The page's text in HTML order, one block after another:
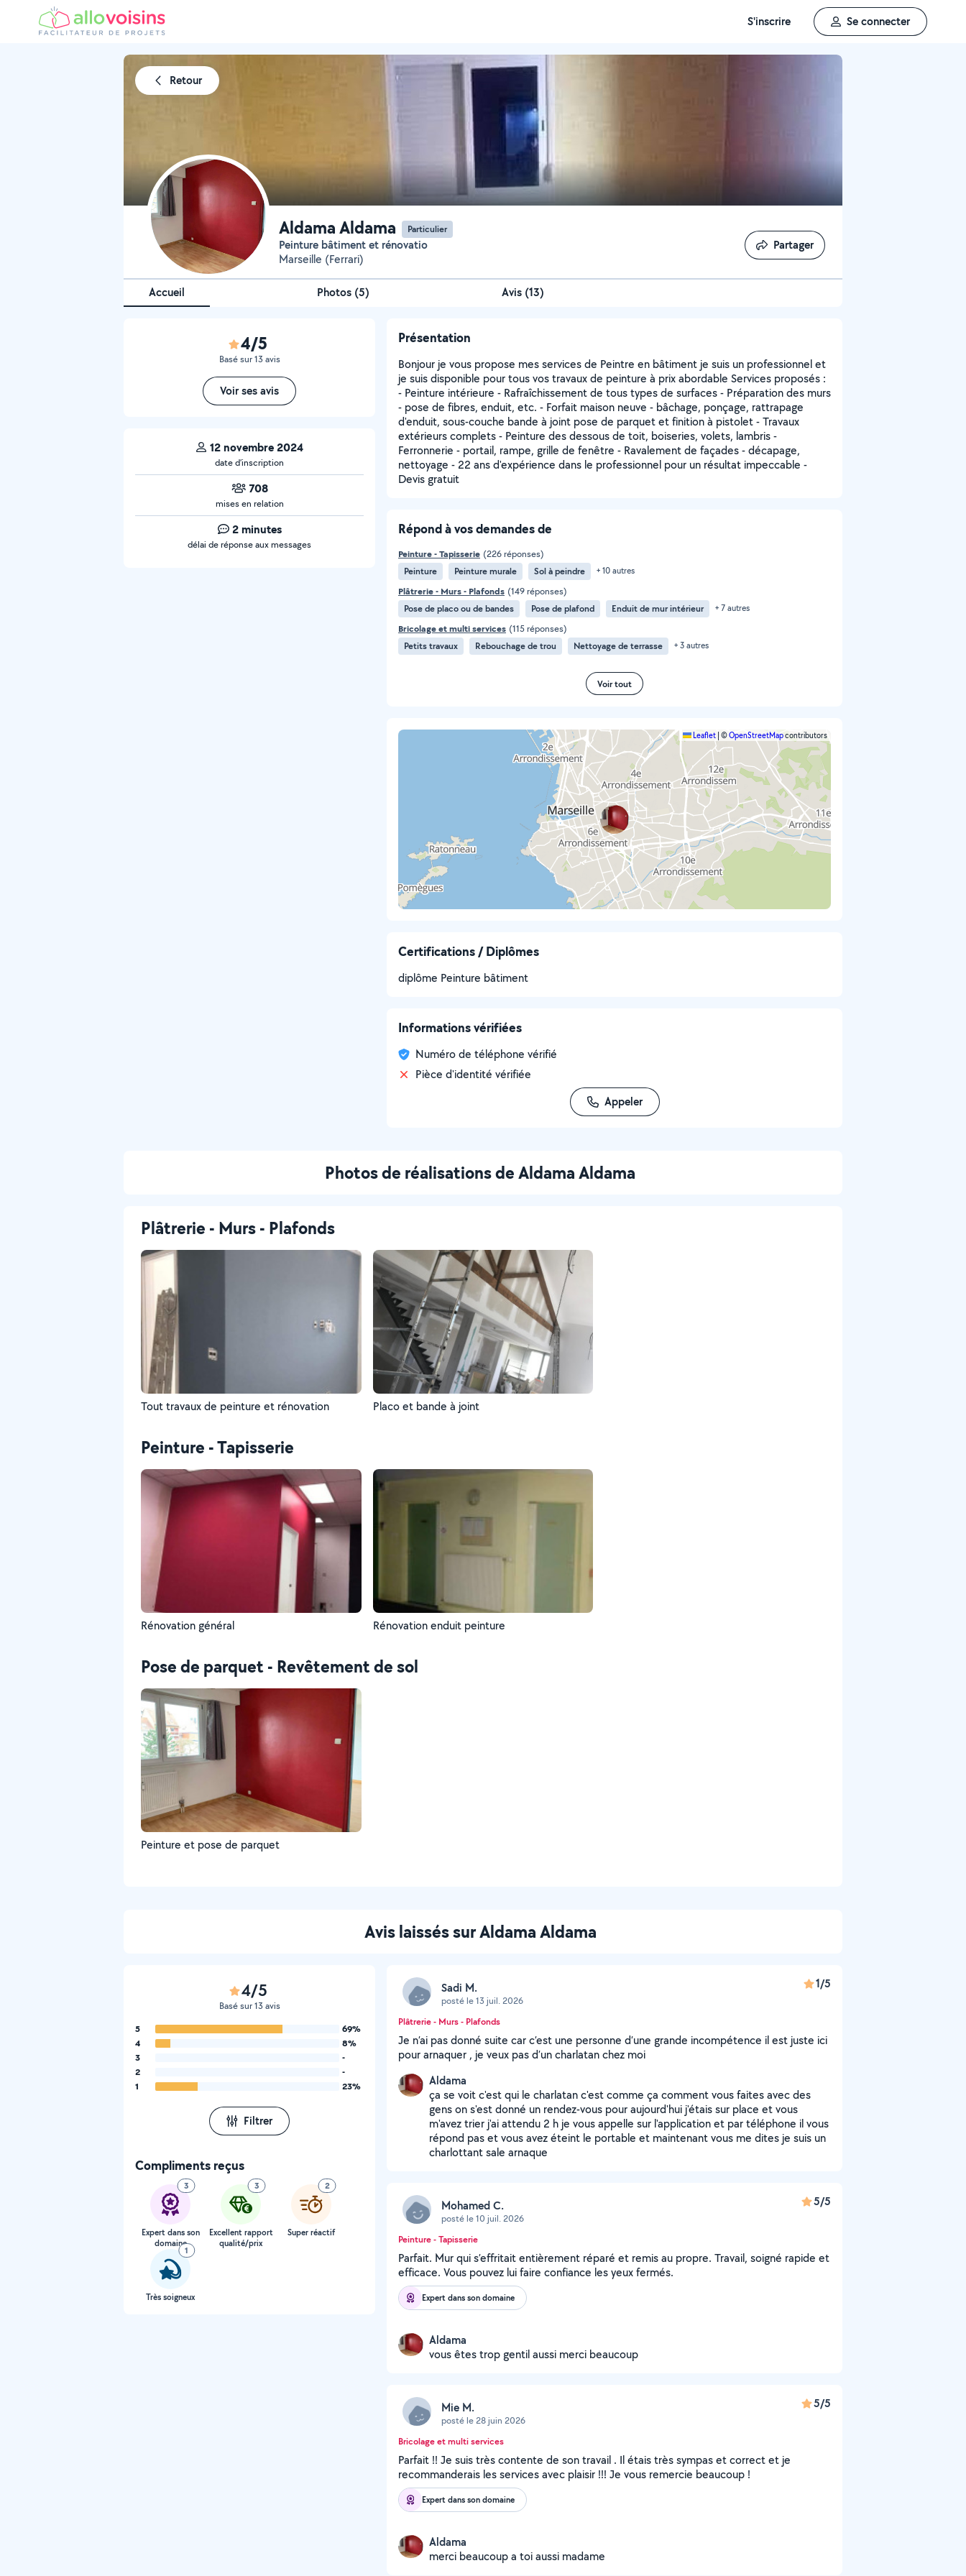
S'inscrire Se connecter
Retour
Aldama Aldama Particulier
Peinture bâtiment et rénovatio
Marseille (Ferrari)
Partager
Partager
Accueil Photos (5) Avis (13)
4/5
Basé sur 13 avis
Voir ses avis
12 novembre 2024
date d’inscription
708
mises en relation
2 minutes
délai de réponse aux messages
Présentation
Bonjour je vous propose mes services de Peintre en bâtiment je suis un professionnel et
je suis disponible pour tous vos travaux de peinture à prix abordable Services proposés :
- Peinture intérieure - Rafraîchissement de tous types de surfaces - Préparation des murs
- pose de fibres, enduit, etc. - Forfait maison neuve - bâchage, ponçage, rattrapage
d'enduit, sous-couche bande à joint pose de parquet et finition à pistolet - Travaux
extérieurs complets - Peinture des dessous de toit, boiseries, volets, lambris -
Ferronnerie - portail, rampe, grille de fenêtre - Ravalement de façades - décapage,
nettoyage - 22 ans d'expérience dans le professionnel pour un résultat impeccable -
Devis gratuit
Répond à vos demandes de
Peinture - Tapisserie (226 réponses)
Peinture
Peinture murale Sol à peindre + 10 autres
Plâtrerie - Murs - Plafonds (149 réponses)
Pose de placo ou de bandes
Pose de plafond Enduit de mur intérieur + 7 autres
Bricolage et multi services (115 réponses)
Petits travaux
Rebouchage de trou Nettoyage de terrasse + 3 autres
Voir tout
Leaflet ©OpenStreetMapcontributors
Certifications / Diplômes
diplôme Peinture bâtiment
Informations vérifiées
Numéro de téléphone vérifié
Pièce d'identité vérifiée
Appeler
Photos de réalisations de Aldama Aldama
Plâtrerie - Murs - Plafonds
Tout travaux de peinture et rénovation Placo et bande à joint
Peinture - Tapisserie
Rénovation général Rénovation enduit peinture
Pose de parquet - Revêtement de sol
Peinture et pose de parquet
Avis laissés sur Aldama Aldama
4/5
Basé sur 13 avis
5
69%
4
8%
3
-
2
-
1
23%
Filtrer
Compliments reçus
3
Expert dans son
domaine
3
Excellent rapport
qualité/prix
2
Super réactif
1
Très soigneux
Sadi M.
posté le 13 juil. 2026
1/5
Plâtrerie - Murs - Plafonds
Je n’ai pas donné suite car c’est une personne d’une grande incompétence il est juste ici
pour arnaquer , je veux pas d’un charlatan chez moi
Aldama
ça se voit c'est qui le charlatan c'est comme ça comment vous faites avec des
gens on s'est donné un rendez-vous pour aujourd'hui j'étais sur place et vous
m'avez trier j'ai attendu 2 h je vous appelle sur l'application et par téléphone il vous
répond pas et vous avez éteint le portable et maintenant vous me dites je suis un
charlottant sale arnaque
Mohamed C.
posté le 10 juil. 2026
5/5
Peinture - Tapisserie
Parfait. Mur qui s’effritait entièrement réparé et remis au propre. Travail, soigné rapide et
efficace. Vous pouvez lui faire confiance les yeux fermés.
Expert dans son domaine
Aldama
vous êtes trop gentil aussi merci beaucoup
Mie M.
posté le 28 juin 2026
5/5
Bricolage et multi services
Parfait !! Je suis très contente de son travail . Il étais très sympas et correct et je
recommanderais les services avec plaisir !!! Je vous remercie beaucoup !
Expert dans son domaine
Aldama
merci beaucoup a toi aussi madame